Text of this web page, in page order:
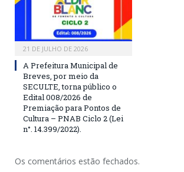
21 DE JULHO DE 2026
A Prefeitura Municipal de
Breves, por meio da
SECULTE, torna público o
Edital 008/2026 de
Premiação para Pontos de
Cultura – PNAB Ciclo 2 (Lei
n°. 14.399/2022).
Os comentários estão fechados.